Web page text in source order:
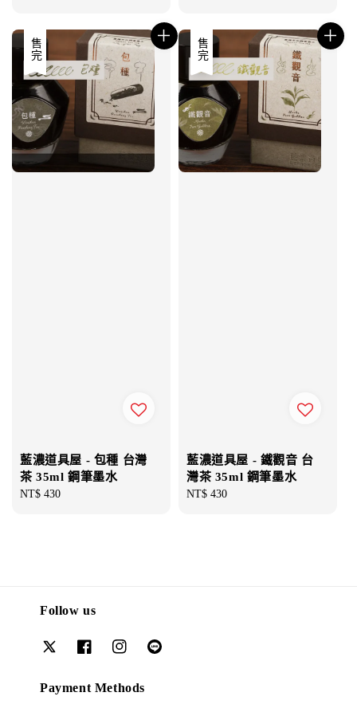
售完
藍濃道具屋 - 包種 台灣
茶 35ml 鋼筆墨水
Regular
NT$ 430
售完
藍濃道具屋 - 鐵觀音 台
灣茶 35ml 鋼筆墨水
Regular
NT$ 430
Follow us
Payment Methods